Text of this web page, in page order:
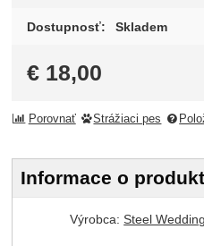
Dostupnosť: Skladem
€ 18,00
Porovnať Strážiaci pes
Informace o
Výrobca:Steel Wedding